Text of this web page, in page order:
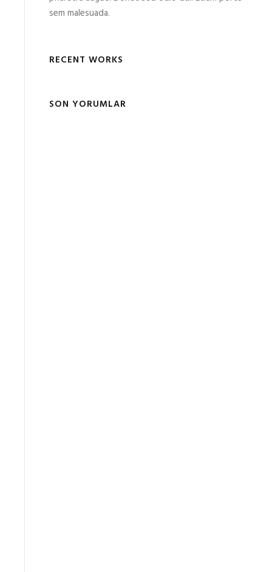
sem malesuada.
RECENT WORKS
SON YORUMLAR